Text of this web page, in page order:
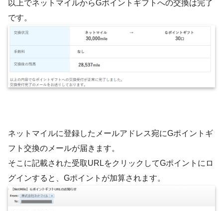
以上でネットマイルからGポイントギフトへの交換は完了
です。
ネットマイルに登録したメールアドレス宛にGポイントギ
フト交換のメールが届きます。
そこに記載された受取URLをクリックしてGポイントにロ
グインすると、Gポイントが加算されます。